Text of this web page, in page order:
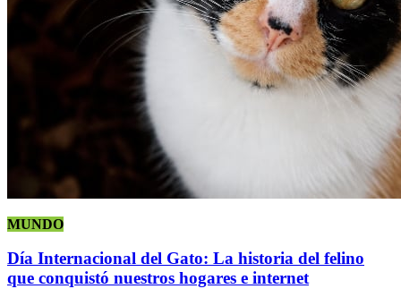
MUNDO
Día Internacional del Gato: La historia del felino
que conquistó nuestros hogares e internet